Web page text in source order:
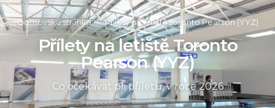
Domovská stránka » Přílety na letiště Toronto Pearson (YYZ)
Přílety na letiště Toronto
Pearson (YYZ)
Co očekávat při příletu, v roce 2026